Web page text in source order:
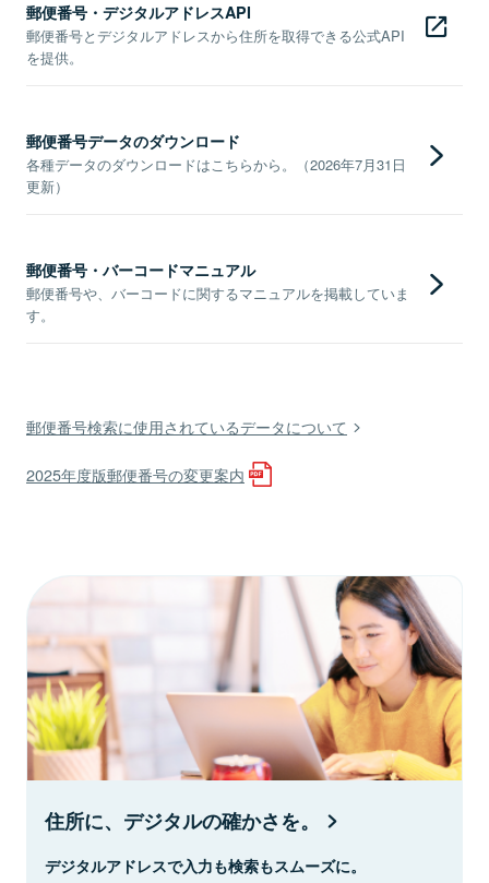
郵便番号・デジタルアドレスAPI
郵便番号とデジタルアドレスから住所を取得できる公式API
を提供。
郵便番号データのダウンロード
各種データのダウンロードはこちらから。（2026年7月31日
更新）
郵便番号・バーコードマニュアル
郵便番号や、バーコードに関するマニュアルを掲載していま
す。
郵便番号検索に使用されているデータについて
2025年度版郵便番号の変更案内
住所に、デジタルの確かさを。
デジタルアドレスで入力も検索もスムーズに。